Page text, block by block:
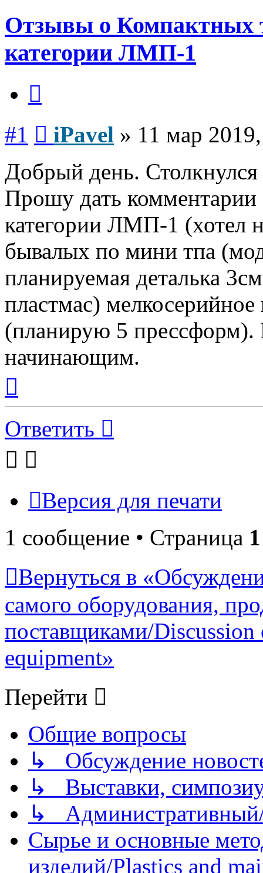
Отзывы о Компактных
категории ЛМП-1
#1 iPavel » 11 мар
Добрый день.
Прошу дать комментарии
категории ЛМП-1 (хотел
бывалых по мини тпа
планируемая деталька
пластмас)
(планирую 5 прессформ).
начинающим.
началу
Ответить
Версия для печати
1 сообщение • Страница 1
Вернуться в
самого оборудования,
поставщиками/Discussion
equipment»
Перейти
Общие вопросы
↳ Обсуждение
↳ Выставки,
↳
Сырье и основные
изделий/Plastics and